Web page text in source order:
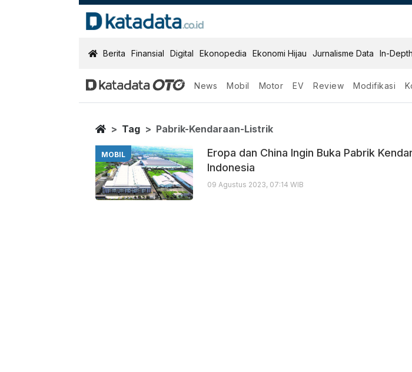
KatadataOTO
Berita Finansial Digital Ekonopedia Ekonomi Hijau Jurnalisme Data In-
News Mobil Motor EV Review Modifikasi
Pabrik Kendaraan Listrik
Berita Terbaru
Home
Tag Pabrik-Kendaraan-Listrik
MOBIL
Eropa dan China Ingin Buka Pabrik
Indonesia
09 Agustus 2023, 07:14 WIB